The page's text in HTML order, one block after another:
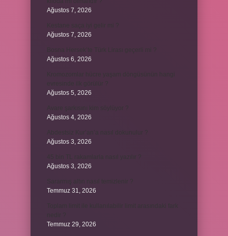
Ağustos 7, 2026
Ağustos 7, 2026
Ağustos 6, 2026
Ağustos 5, 2026
Ağustos 4, 2026
Ağustos 3, 2026
Ağustos 3, 2026
Temmuz 31, 2026
Temmuz 29, 2026